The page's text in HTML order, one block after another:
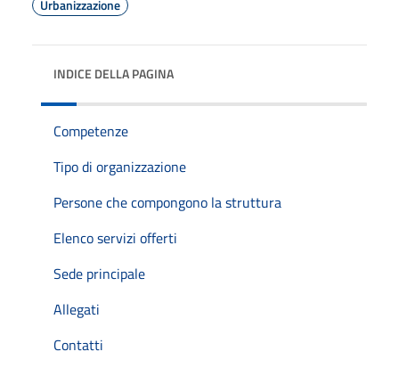
Urbanizzazione
INDICE DELLA PAGINA
Competenze
Tipo di organizzazione
Persone che compongono la struttura
Elenco servizi offerti
Sede principale
Allegati
Contatti